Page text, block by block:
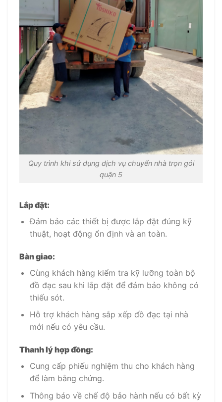
Quy trình khi sử dụng dịch vụ chuyển nhà trọn gói
quận 5
Lắp đặt:
Đảm bảo các thiết bị được lắp đặt đúng kỹ
thuật, hoạt động ổn định và an toàn.
Bàn giao:
Cùng khách hàng kiểm tra kỹ lưỡng toàn bộ
đồ đạc sau khi lắp đặt để đảm bảo không có
thiếu sót.
Hỗ trợ khách hàng sắp xếp đồ đạc tại nhà
mới nếu có yêu cầu.
Thanh lý hợp đồng:
Cung cấp phiếu nghiệm thu cho khách hàng
để làm bằng chứng.
Thông báo về chế độ bảo hành nếu có bất kỳ